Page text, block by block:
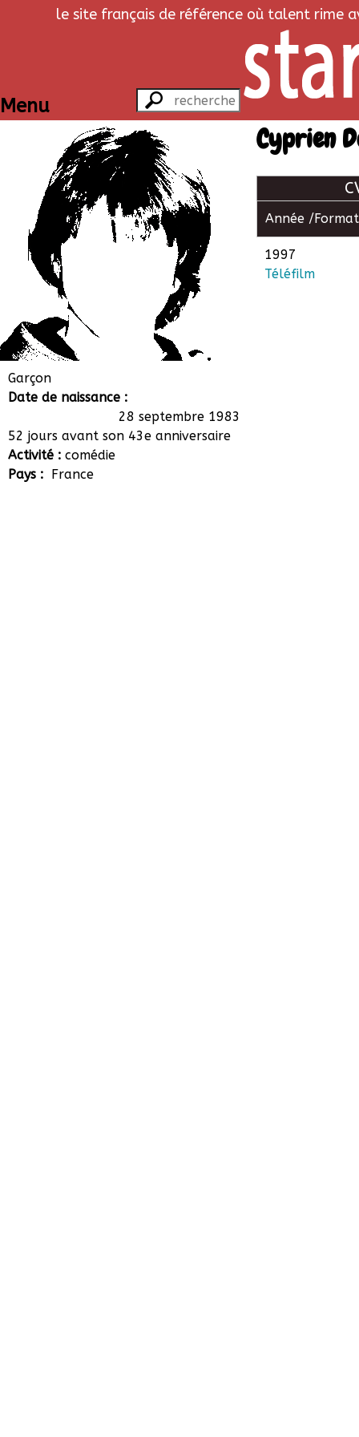
le site français de référence où talent rime
Menu
Cyprien Douais
Garçon
Date de naissance :
28 septembre 1983
52 jours avant son 43e anniversaire
Activité : comédie
Pays : France
Cyprien
Année / Format
1997
Téléfilm